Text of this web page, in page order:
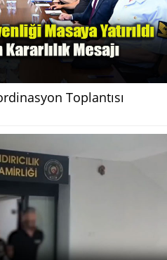
Toplantısı